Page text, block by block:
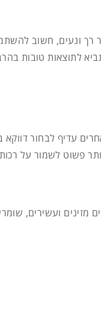
רך ונעים, חשוב
לתוצאות טובות
עדיף לבחור
פשוט לשמור על
ועשירים,